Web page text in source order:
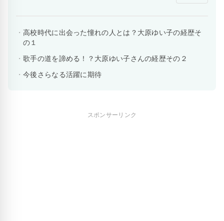
高校時代に出会った憧れの人とは？大原ゆい子の経歴そ
の１
歌手の道を諦める！？大原ゆい子さんの経歴その２
今後さらなる活躍に期待
スポンサーリンク